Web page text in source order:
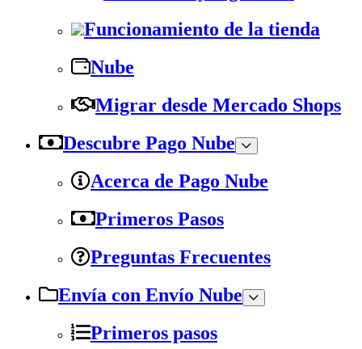
Funcionamiento de la tienda
Nube
Migrar desde Mercado Shops
Descubre Pago Nube
Acerca de Pago Nube
Primeros Pasos
Preguntas Frecuentes
Envía con Envío Nube
Primeros pasos